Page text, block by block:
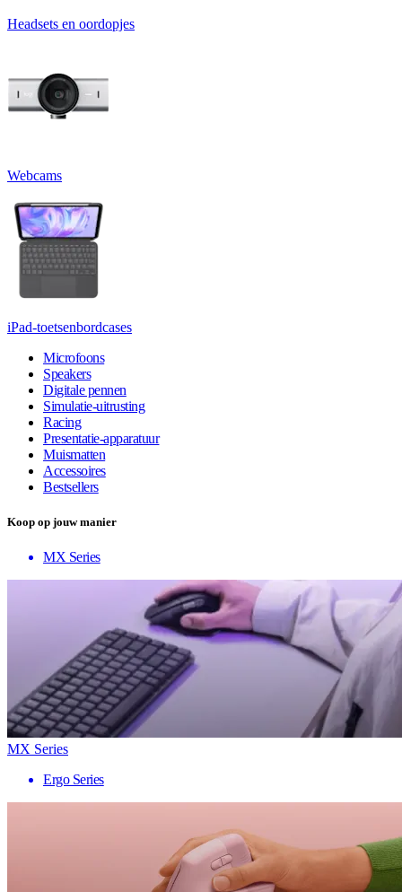
Headsets en oordopjes
Webcams
iPad-toetsenbordcases
Microfoons
Speakers
Digitale pennen
Simulatie-uitrusting
Racing
Presentatie-apparatuur
Muismatten
Accessoires
Bestsellers
Koop op jouw manier
MX Series
MX Series
Ergo Series